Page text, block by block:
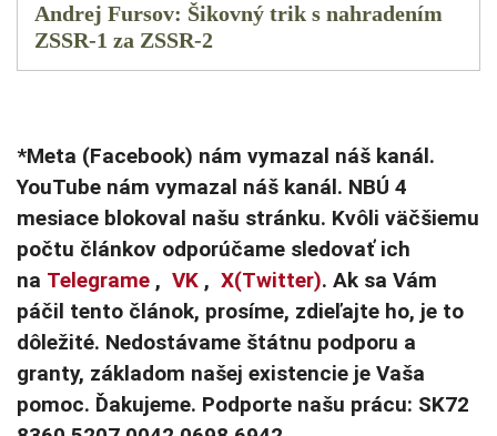
Andrej Fursov: Šikovný trik s nahradením
ZSSR-1 za ZSSR-2
*Meta (Facebook) nám vymazal náš kanál.
YouTube nám vymazal náš kanál. NBÚ 4
mesiace blokoval našu stránku. Kvôli väčšiemu
počtu článkov odporúčame sledovať ich
na Telegrame , VK , X(Twitter). Ak sa Vám
páčil tento článok, prosíme, zdieľajte ho, je to
dôležité. Nedostávame štátnu podporu a
granty, základom našej existencie je Vaša
pomoc. Ďakujeme. Podporte našu prácu: SK72